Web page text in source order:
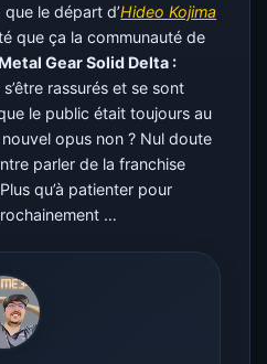
le départ d’Hideo Kojima
que ça la communauté de
Metal Gear Solid Delta :
s’être rassurés et se sont
le public était toujours au
opus non ? Nul doute
parler de la franchise
qu’à patienter pour
…